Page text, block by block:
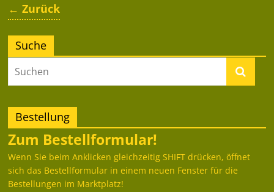
← Zurück
Suche
Bestellung
Zum Bestellformular!
Wenn Sie beim Anklicken gleichzeitig SHIFT drücken, öffnet
sich das Bestellformular in einem neuen Fenster für die
Bestellungen im Marktplatz!